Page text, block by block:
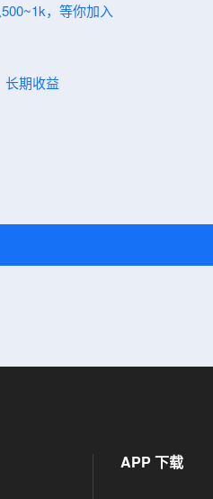
，等你加入
长期收益
APP 下载